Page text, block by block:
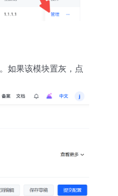
。如果该模块置灰，点